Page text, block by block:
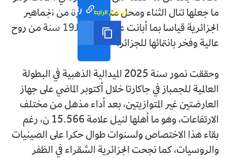
رابط مختصر تم نسخ الرابط
ما جعلها تنال الثناء ومحل متابعة كبيرة من الجماهير
الجزائرية قياسا بما أبانت عنه صاحبة الـ19 سنة من روح
عالية وفخر بانتمائها للجزائر.
وحققت نمور سنة 2025 الميدالية الذهبية في البطولة
العالمية للجمباز في جاكارتا خلال أكتوبر الماضي على جهاز
العارضتين غير المتوازيتين، بعد أداء مذهل من مختلف
الارتفاعات، وهو ما أهلها لنيل علامة 15.566 ن، رغم
بقاء هذا الاختصاص ولسنوات طوال حكرا على الصينيات
والروسيات، كما نجحت الجزائرية الشقراء في الظفر